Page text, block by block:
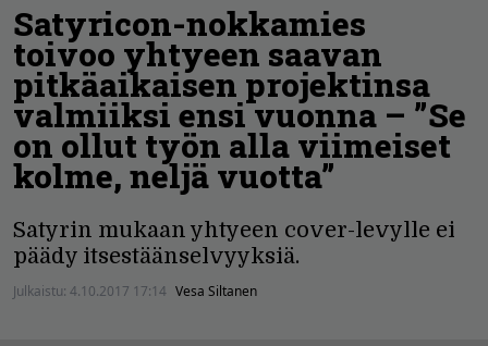
Satyricon-nokkamies
toivoo yhtyeen saavan
pitkäaikaisen projektinsa
valmiiksi ensi vuonna – ”Se
on ollut työn alla viimeiset
kolme, neljä vuotta”
Satyrin mukaan yhtyeen cover-levylle ei
päädy itsestäänselvyyksiä.
Julkaistu: 4.10.2017 17:14 Vesa Siltanen